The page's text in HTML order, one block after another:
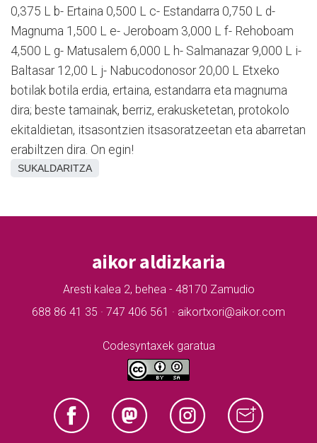
0,375 L b- Ertaina 0,500 L c- Estandarra 0,750 L d-
Magnuma 1,500 L e- Jeroboam 3,000 L f- Rehoboam
4,500 L g- Matusalem 6,000 L h- Salmanazar 9,000 L i-
Baltasar 12,00 L j- Nabucodonosor 20,00 L Etxeko
botilak botila erdia, ertaina, estandarra eta magnuma
dira; beste tamainak, berriz, erakusketetan, protokolo
ekitaldietan, itsasontzien itsasoratzeetan eta abarretan
erabiltzen dira. On egin!
SUKALDARITZA
aikor aldizkaria
Aresti kalea 2, behea - 48170 Zamudio
688 86 41 35 · 747 406 561 · aikortxori@aikor.com
Codesyntaxek garatua